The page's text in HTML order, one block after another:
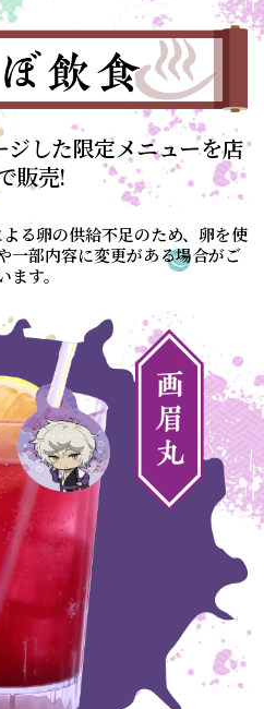
した限定メニューを店
販売!
る卵の供給不足のため、卵を使
一部内容に変更がある場合がご
ます。